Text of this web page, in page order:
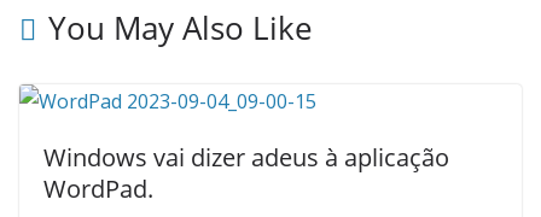
You May Also Like
Windows vai dizer adeus à aplicação
WordPad.